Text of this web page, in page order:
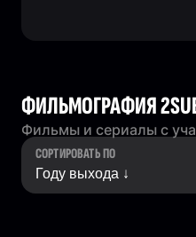
ФИЛЬМОГРАФИЯ
Фильмы и сериалы с
СОРТИРОВАТЬ ПО